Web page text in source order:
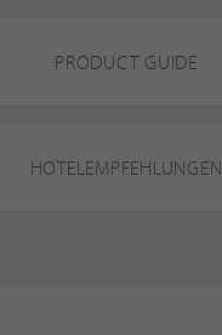
PRODUCT GUIDE
HOTELEMPFEHLUNGEN